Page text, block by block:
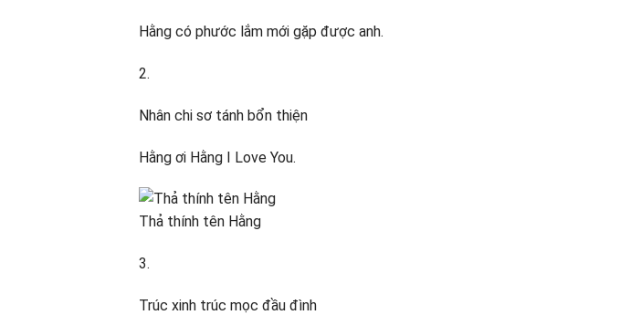
Hằng có phước lắm mới gặp được anh.
2.
Nhân chi sơ tánh bổn thiện
Hằng ơi Hằng I Love You.
Thả thính tên Hằng
3.
Trúc xinh trúc mọc đầu đình